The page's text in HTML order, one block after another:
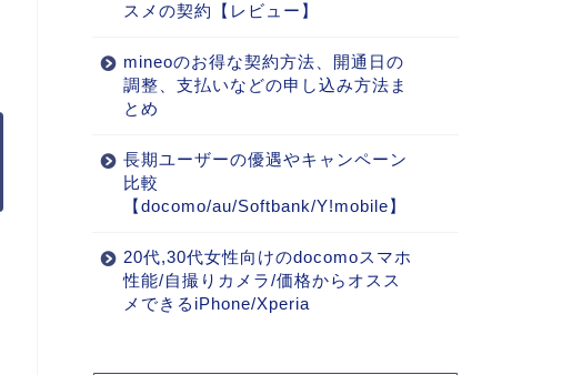
スメの契約【レビュー】
mineoのお得な契約方法、開通日の
調整、支払いなどの申し込み方法ま
とめ
長期ユーザーの優遇やキャンペーン
比較
【docomo/au/Softbank/Y!mobile】
20代,30代女性向けのdocomoスマホ
性能/自撮りカメラ/価格からオスス
メできるiPhone/Xperia